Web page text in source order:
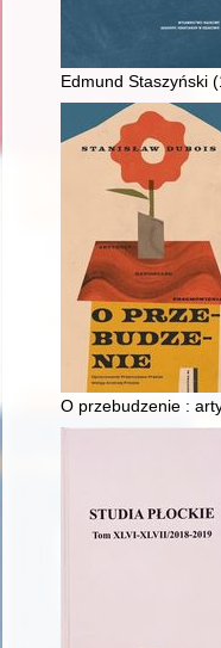
Edmund Staszyński
O przebudzenie :